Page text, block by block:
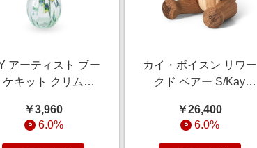
アーティスト ブー
ケキット クリム
イクル紙
￥3,960
6.0%
カイ・ボイスン リワー
クド ベアー S/Kay
￥26,400
6.0%